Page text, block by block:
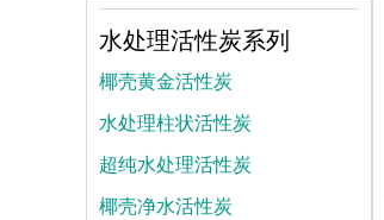
水处理活性炭系列
椰壳黄金活性炭
水处理柱状活性炭
超纯水处理活性炭
椰壳净水活性炭